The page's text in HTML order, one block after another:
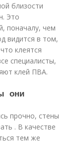
близости
Это
поначалу, чем
видится в том,
клеятся
специалисты,
клей ПВА.
они
прочно, стены
. В качестве
тем же